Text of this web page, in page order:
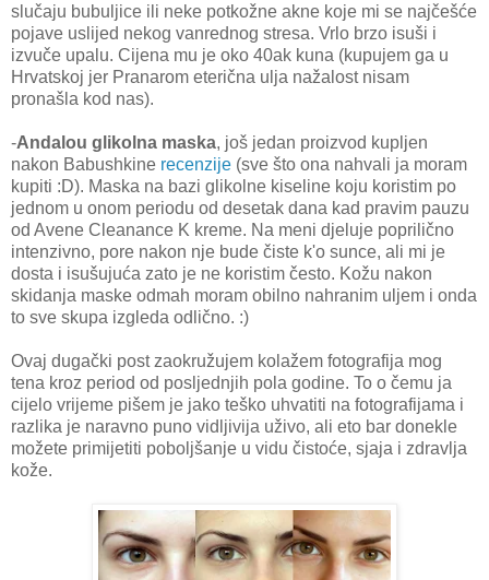
slučaju bubuljice ili neke potkožne akne koje mi se najčešće
pojave uslijed nekog vanrednog stresa. Vrlo brzo isuši i
izvuče upalu. Cijena mu je oko 40ak kuna (kupujem ga u
Hrvatskoj jer Pranarom eterična ulja nažalost nisam
pronašla kod nas).
-Andalou glikolna maska, još jedan proizvod kupljen
nakon Babushkine recenzije (sve što ona nahvali ja moram
kupiti :D). Maska na bazi glikolne kiseline koju koristim po
jednom u onom periodu od desetak dana kad pravim pauzu
od Avene Cleanance K kreme. Na meni djeluje poprilično
intenzivno, pore nakon nje bude čiste k'o sunce, ali mi je
dosta i isušujuća zato je ne koristim često. Kožu nakon
skidanja maske odmah moram obilno nahranim uljem i onda
to sve skupa izgleda odlično. :)
Ovaj dugački post zaokružujem kolažem fotografija mog
tena kroz period od posljednjih pola godine. To o čemu ja
cijelo vrijeme pišem je jako teško uhvatiti na fotografijama i
razlika je naravno puno vidljivija uživo, ali eto bar donekle
možete primijetiti poboljšanje u vidu čistoće, sjaja i zdravlja
kože.